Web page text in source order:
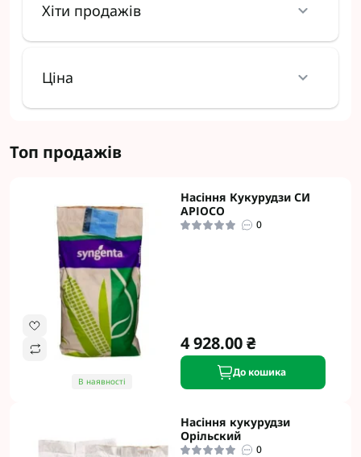
Хіти продажів
Ціна
Топ продажів
В наявності
Насіння Кукурудзи СИ
АРІОСО
0
4 928.00 ₴
До кошика
Насіння кукурудзи
Opільcкий
0